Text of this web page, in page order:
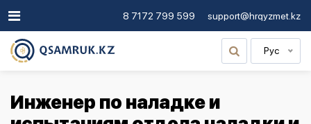
8 7172 799 599 support@hrqyzmet.kz
Рус
Инженер по наладке и